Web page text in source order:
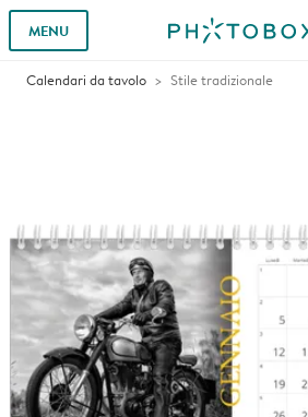
MENU
Calendari da tavolo Stile tradizionale